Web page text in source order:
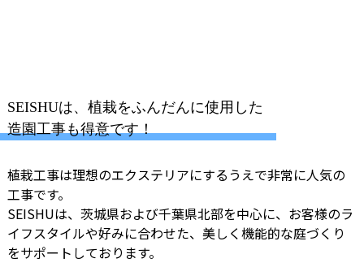
SEISHUは、植栽をふんだんに使用した
造園工事も得意です！
植栽工事は理想のエクステリアにするうえで非常に人気の
工事です。
SEISHUは、茨城県および千葉県北部を中心に、お客様のラ
イフスタイルや好みに合わせた、美しく機能的な庭づくり
をサポートしております。